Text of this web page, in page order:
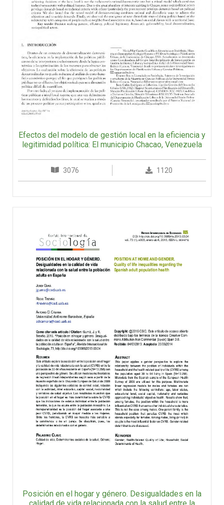
Efectos del modelo de gestión local en la eficiencia y
legitimidad política: El municipio Chacao, Venezuela
3076 1120
Posición en el hogar y género. Desigualdades en la